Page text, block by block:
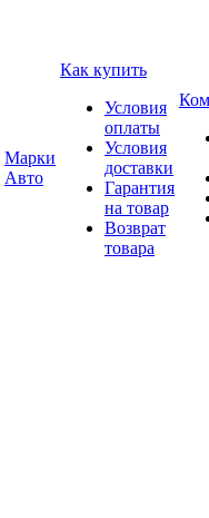
Марки
Авто
Как купить
Условия
оплаты
Условия
доставки
Гарантия
на товар
Возврат
товара